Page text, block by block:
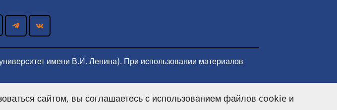
имени В.И. Ленина). При использовании материалов
сайтом, вы соглашаетесь с использованием файлов cookie и